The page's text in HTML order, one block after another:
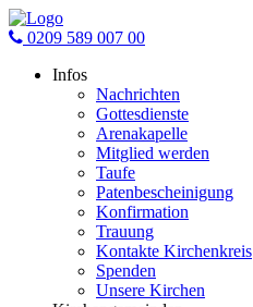
0209 589 007 00
Infos
Nachrichten
Gottesdienste
Arenakapelle
Mitglied werden
Taufe
Patenbescheinigung
Konfirmation
Trauung
Kontakte Kirchenkreis
Spenden
Unsere Kirchen